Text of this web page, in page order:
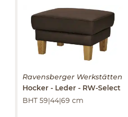
Ravensberger Werkstätten
Hocker Leder
RW-Select
BHT 59|44|69 cm